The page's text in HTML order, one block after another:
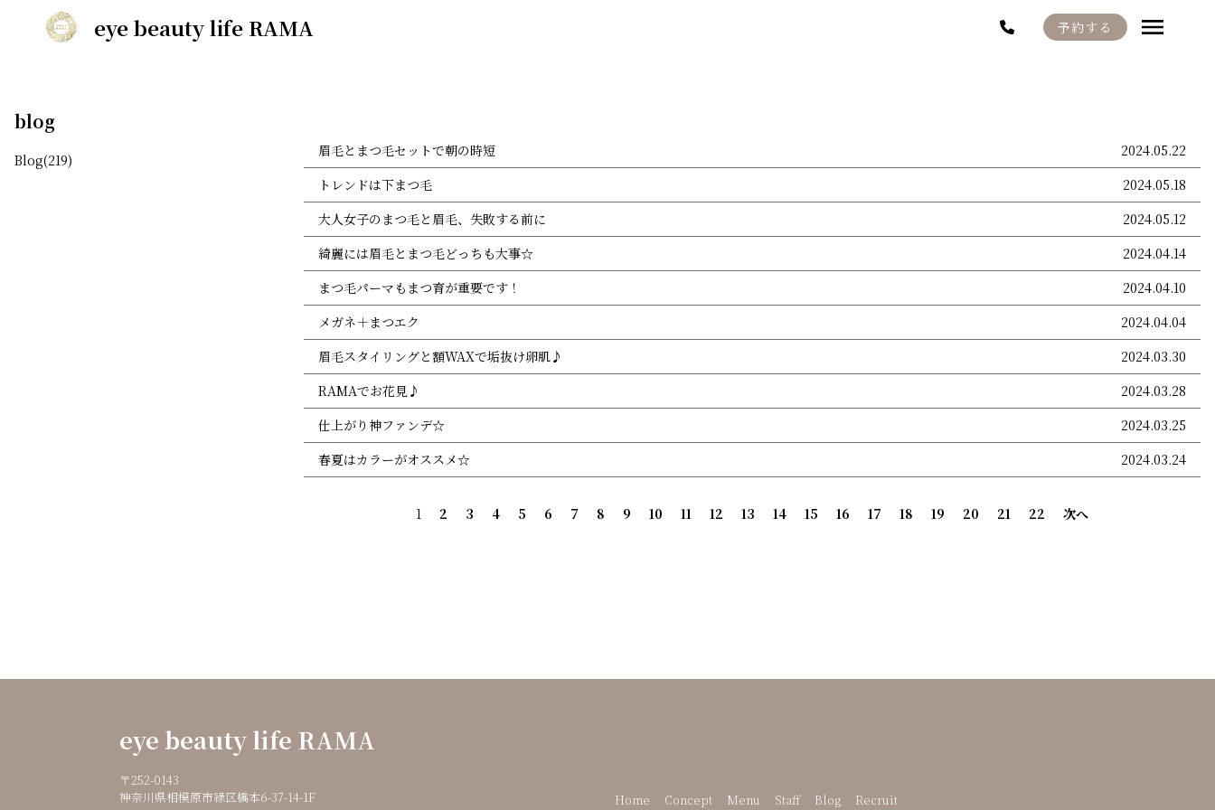
eye beauty life RAMA 予約する
blog
Blog(219)
眉毛とまつ毛セットで朝の時短
2024.05.22
トレンドは下まつ毛
2024.05.18
大人女子のまつ毛と眉毛、失敗する前に
2024.05.12
綺麗には眉毛とまつ毛どっちも大事☆
2024.04.14
まつ毛パーマもまつ育が重要です！
2024.04.10
メガネ＋まつエク
2024.04.04
眉毛スタイリングと額WAXで垢抜け卵肌♪
2024.03.30
RAMAでお花見♪
2024.03.28
仕上がり神ファンデ☆
2024.03.25
春夏はカラーがオススメ☆
2024.03.24
1 2 3 4 5 6 7 8 9 10 11 12 13 14 15 16 17 18 19 20 21 22 次へ
eye beauty life RAMA
〒252-0143
神奈川県相模原市緑区橋本6-37-14-1F
Home Concept Menu Staff Blog Recruit